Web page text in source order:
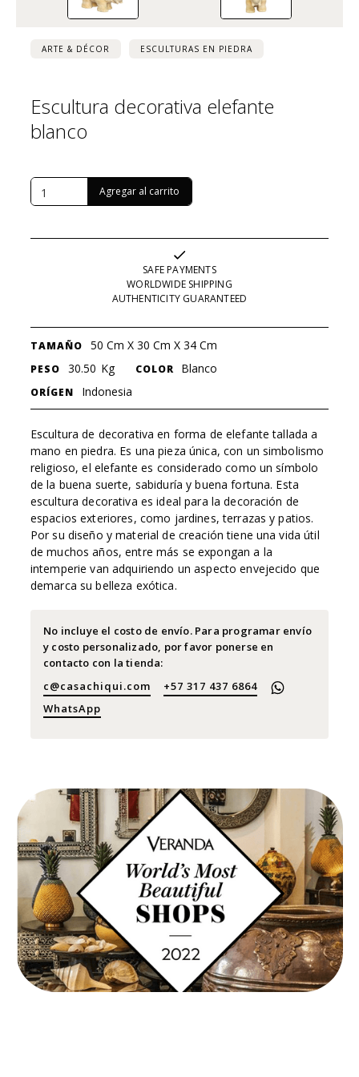
ARTE & DÉCOR ESCULTURAS EN PIEDRA
Escultura decorativa elefante
blanco
SAFE PAYMENTS
WORLDWIDE SHIPPING
AUTHENTICITY GUARANTEED
TAMAÑO 50 Cm X 30 Cm X 34 Cm
PESO 30.50 Kg COLOR Blanco
ORÍGEN Indonesia
Escultura de decorativa en forma de elefante tallada a
mano en piedra. Es una pieza única, con un simbolismo
religioso, el elefante es considerado como un símbolo
de la buena suerte, sabiduría y buena fortuna. Esta
escultura decorativa es ideal para la decoración de
espacios exteriores, como jardines, terrazas y patios.
Por su diseño y material de creación tiene una vida útil
de muchos años, entre más se expongan a la
intemperie van adquiriendo un aspecto envejecido que
demarca su belleza exótica.
No incluye el costo de envío. Para programar envío
y costo personalizado, por favor ponerse en
contacto con la tienda:
c@casachiqui.com
+57 317 437 6864
WhatsApp